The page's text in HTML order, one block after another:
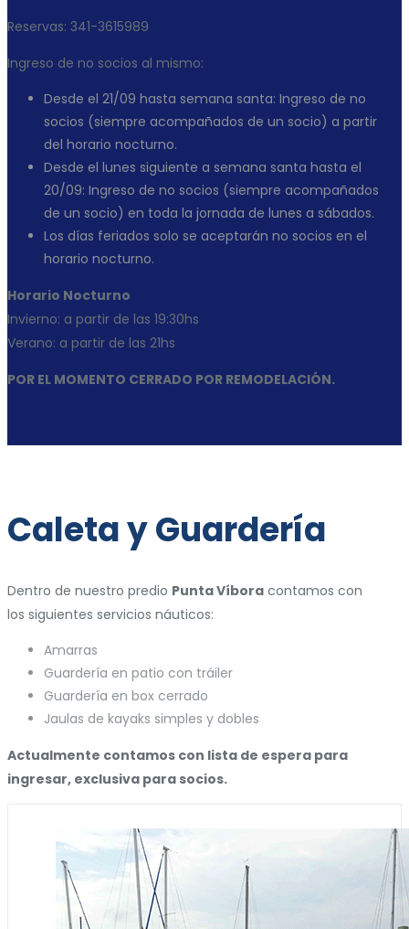
Reservas: 341-3615989
Ingreso de no socios al mismo:
Desde el 21/09 hasta semana santa: Ingreso de no
socios (siempre acompañados de un socio) a partir
del horario nocturno.
Desde el lunes siguiente a semana santa hasta el
20/09: Ingreso de no socios (siempre acompañados
de un socio) en toda la jornada de lunes a sábados.
Los días feriados solo se aceptarán no socios en el
horario nocturno.
Horario Nocturno
Invierno: a partir de las 19:30hs
Verano: a partir de las 21hs
POR EL MOMENTO CERRADO POR REMODELACIÓN.
Caleta y Guardería
Dentro de nuestro predio Punta Víbora contamos con
los siguientes servicios náuticos:
Amarras
Guardería en patio con tráiler
Guardería en box cerrado
Jaulas de kayaks simples y dobles
Actualmente contamos con lista de espera para
ingresar, exclusiva para socios.